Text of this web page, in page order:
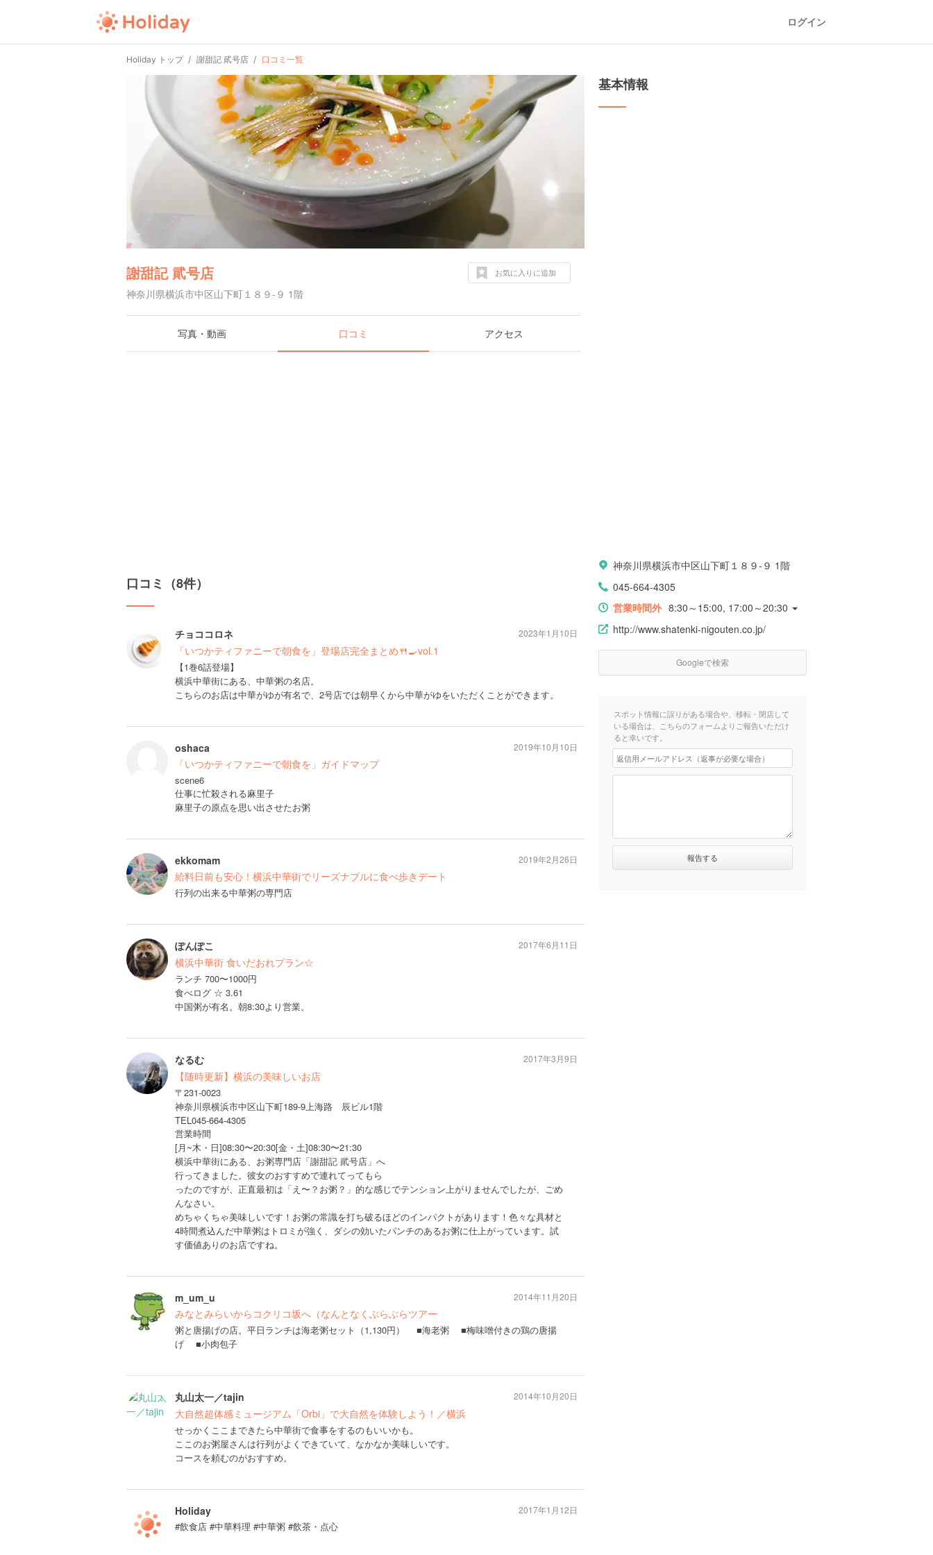
ログイン
Holiday トップ 謝甜記 貮号店 口コミ一覧
謝甜記 貮号店
神奈川県横浜市中区山下町１８９-９ 1階
お気に入りに追加
写真・動画 口コミ アクセス
口コミ（8件）
チョココロネ
「いつかティファニーで朝食を」登場店完全まとめ🍴🍳vol.1
【1巻6話登場】
横浜中華街にある、中華粥の名店。
こちらのお店は中華がゆが有名で、2号店では朝早くから中華がゆをいただくことができます。
2023年1月10日
oshaca
「いつかティファニーで朝食を」ガイドマップ
scene6
仕事に忙殺される麻里子
麻里子の原点を思い出させたお粥
2019年10月10日
ekkomam
給料日前も安心！横浜中華街でリーズナブルに食べ歩きデート
行列の出来る中華粥の専門店
2019年2月26日
ぽんぽこ
横浜中華街 食いだおれプラン☆
ランチ 700〜1000円
食べログ ☆ 3.61
中国粥が有名。朝8:30より営業。
2017年6月11日
なるむ
【随時更新】横浜の美味しいお店
〒231-0023
神奈川県横浜市中区山下町189-9上海路 辰ビル1階
TEL045-664-4305
営業時間
[月~木・日]08:30〜20:30[金・土]08:30〜21:30
横浜中華街にある、お粥専門店「謝甜記 貮号店」へ
行ってきました。彼女のおすすめで連れてってもら
ったのですが、正直最初は「え〜？お粥？」的な感じでテンション上がりませんでしたが、ごめ
んなさい。
めちゃくちゃ美味しいです！お粥の常識を打ち破るほどのインパクトがあります！色々な具材と
4時間煮込んだ中華粥はトロミが強く、ダシの効いたパンチのあるお粥に仕上がっています。試
す価値ありのお店ですね。
2017年3月9日
m_um_u
みなとみらいからコクリコ坂へ（なんとなくぶらぶらツアー
粥と唐揚げの店。平日ランチは海老粥セット（1,130円） ■海老粥 ■梅味噌付きの鶏の唐揚
げ ■小肉包子
2014年11月20日
丸山太一／tajin
大自然超体感ミュージアム「Orbi」で大自然を体験しよう！／横浜
せっかくここまできたら中華街で食事をするのもいいかも。
ここのお粥屋さんは行列がよくできていて、なかなか美味しいです。
コースを頼むのがおすすめ。
2014年10月20日
Holiday
#飲食店 #中華料理 #中華粥 #飲茶・点心
2017年1月12日
基本情報
神奈川県横浜市中区山下町１８９-９ 1階
045-664-4305
営業時間外 8:30～15:00, 17:00～20:30
http://www.shatenki-nigouten.co.jp/
Googleで検索
スポット情報に誤りがある場合や、移転・閉店して
いる場合は、こちらのフォームよりご報告いただけ
ると幸いです。